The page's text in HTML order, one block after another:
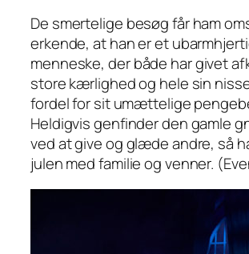
De smertelige besøg får ham
erkende, at han er et
menneske, der både har givet
store kærlighed og hele sin
fordel for sit umættelige
Heldigvis genfinder den gamle
ved at give og glæde andre, så
julen med familie og venner.